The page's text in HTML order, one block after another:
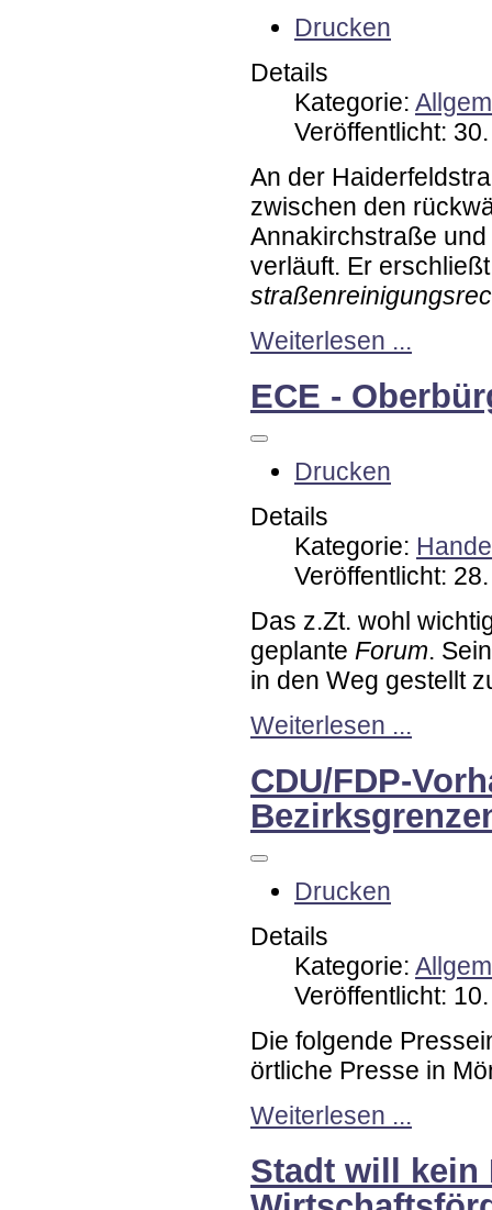
Drucken
Details
Kategorie:
Veröffentlicht:
An der
zwischen den
Annakirchstraße
verläuft. Er
Weiterlesen ...
ECE -
Drucken
Details
Kategorie:
Veröffentlicht:
Das z.Zt. wohl
geplante Forum.
in den Weg gestellt
Weiterlesen ...
CDU/FDP-
Drucken
Details
Kategorie:
Veröffentlicht:
Die folgende
örtliche Presse in
Weiterlesen ...
Stadt will kein